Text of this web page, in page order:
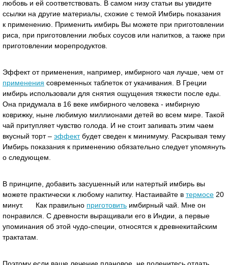
любовь и ей соответствовать. В самом низу статьи вы увидите
ссылки на другие материалы, схожие с темой Имбирь показания
к применению. Применить имбирь Вы можете при приготовлении
риса, при приготовлении любых соусов или напитков, а также при
приготовлении морепродуктов.
Эффект от применения, например, имбирного чая лучше, чем от
применения современных таблеток от укачивания. В Греции
имбирь использовали для снятия ощущения тяжести после еды.
Она придумала в 16 веке имбирного человека - имбирную
коврижку, ныне любимую миллионами детей во всем мире. Такой
чай притупляет чувство голода. И не стоит запивать этим чаем
вкусный торт – эффектбудет сведен к минимуму. Раскрывая тему
Имбирь показания к применению обязательно следует упомянуть
о следующем.
В принципе, добавить засушенный или натертый имбирь вы
можете практически к любому напитку. Настаивайте в термосе 20
минут. Как правильно приготовить имбирный чай. Мне он
понравился. С древности выращивали его в Индии, а первые
упоминания об этой чудо-специи, относятся к древнекитайским
трактатам.